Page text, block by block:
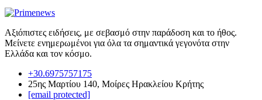
Αξιόπιστες ειδήσεις, με σεβασμό στην παράδοση και το ήθος.
Μείνετε ενημερωμένοι για όλα τα σημαντικά γεγονότα στην
Ελλάδα και τον κόσμο.
+30.6975757175
25ης Μαρτίου 140, Μοίρες Ηρακλείου Κρήτης
[email protected]